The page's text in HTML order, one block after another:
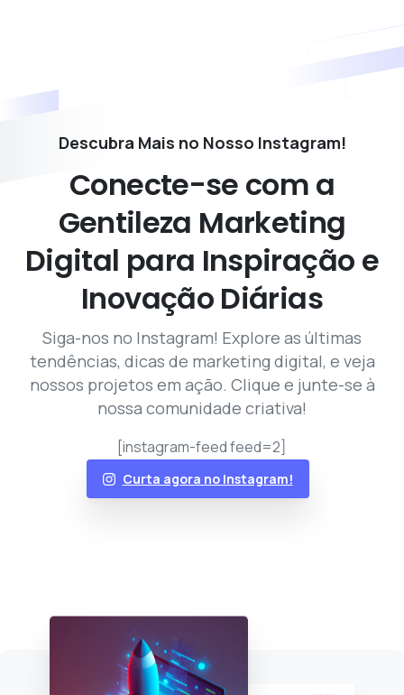
Descubra Mais no Nosso Instagram!
Conecte-se com a
Gentileza Marketing
Digital para Inspiração e
Inovação Diárias
Siga-nos no Instagram! Explore as últimas
tendências, dicas de marketing digital, e veja
nossos projetos em ação. Clique e junte-se à
nossa comunidade criativa!
[instagram-feed feed=2]
Curta agora no Instagram!